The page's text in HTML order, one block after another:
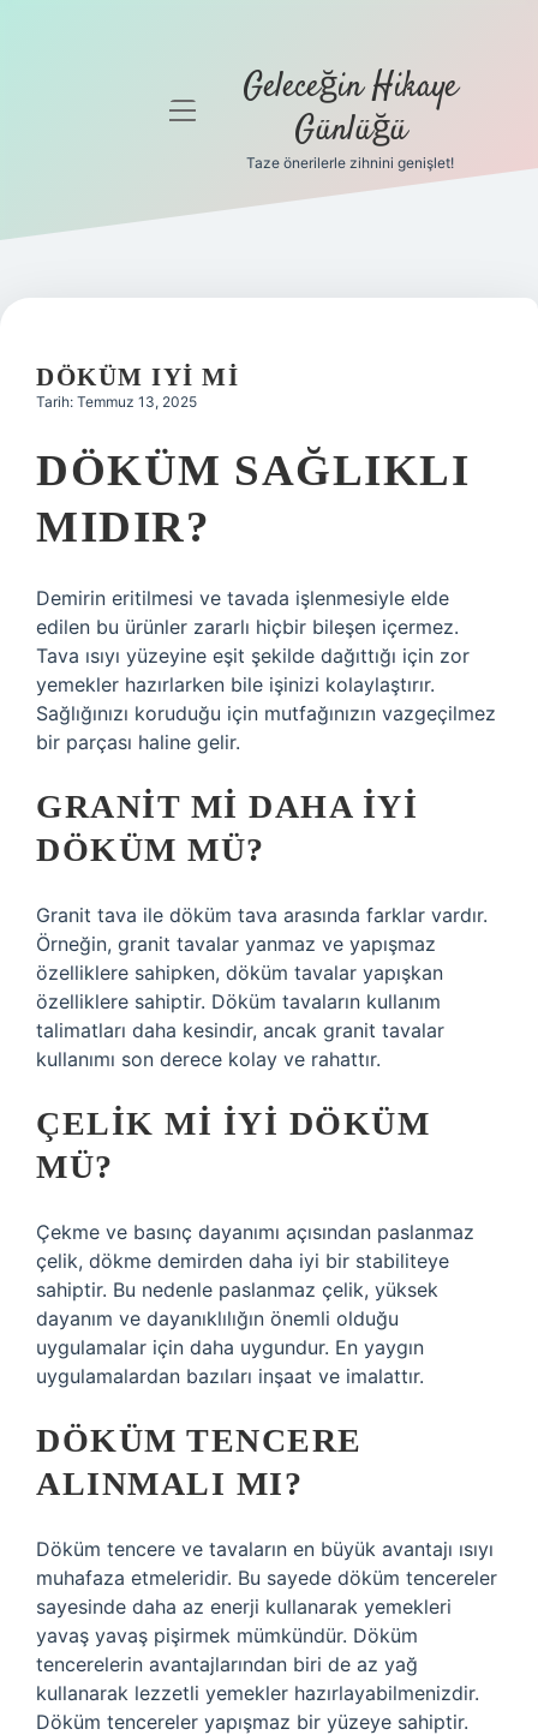
Gizlilik
Hakkımızda
menüyü Geleceğin Hikaye
Günlüğü
Taze önerilerle zihnini genişlet!
DÖKÜM IYI MI
Tarih: Temmuz 13, 2025
DÖKÜM SAĞLIKLI
MIDIR?
Demirin eritilmesi ve tavada işlenmesiyle elde
edilen bu ürünler zararlı hiçbir bileşen içermez.
Tava ısıyı yüzeyine eşit şekilde dağıttığı için zor
yemekler hazırlarken bile işinizi kolaylaştırır.
Sağlığınızı koruduğu için mutfağınızın vazgeçilmez
bir parçası haline gelir.
GRANIT MI DAHA IYI
DÖKÜM MÜ?
Granit tava ile döküm tava arasında farklar vardır.
Örneğin, granit tavalar yanmaz ve yapışmaz
özelliklere sahipken, döküm tavalar yapışkan
özelliklere sahiptir. Döküm tavaların kullanım
talimatları daha kesindir, ancak granit tavalar
kullanımı son derece kolay ve rahattır.
ÇELIK MI IYI DÖKÜM
MÜ?
Çekme ve basınç dayanımı açısından paslanmaz
çelik, dökme demirden daha iyi bir stabiliteye
sahiptir. Bu nedenle paslanmaz çelik, yüksek
dayanım ve dayanıklılığın önemli olduğu
uygulamalar için daha uygundur. En yaygın
uygulamalardan bazıları inşaat ve imalattır.
DÖKÜM TENCERE
ALINMALI MI?
Döküm tencere ve tavaların en büyük avantajı ısıyı
muhafaza etmeleridir. Bu sayede döküm tencereler
sayesinde daha az enerji kullanarak yemekleri
yavaş yavaş pişirmek mümkündür. Döküm
tencerelerin avantajlarından biri de az yağ
kullanarak lezzetli yemekler hazırlayabilmenizdir.
Döküm tencereler yapışmaz bir yüzeye sahiptir.